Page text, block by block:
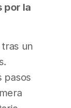
por la
un
pasos